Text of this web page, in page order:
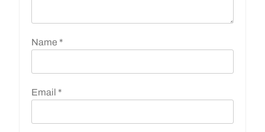
Name *
Email *